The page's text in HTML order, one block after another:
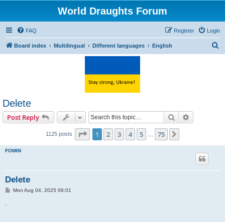
World Draughts Forum
FAQ Login
Register
Board index Multilingual Different languages English
Delete
Post Reply Search
1125 posts Page 1of 75
1 2 3 4 5 75
FOMIN
Delete
PMon Aug 04, 2025 06:01
.